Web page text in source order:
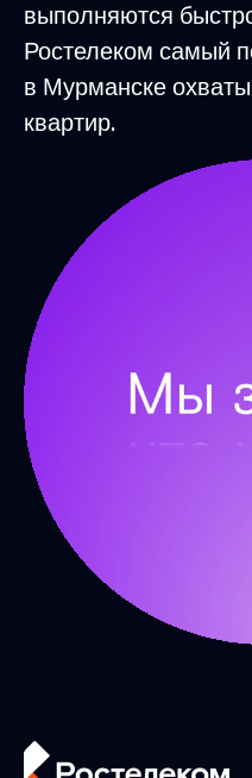
выполняются
Ростелеком самый
в Мурманске
квартир.